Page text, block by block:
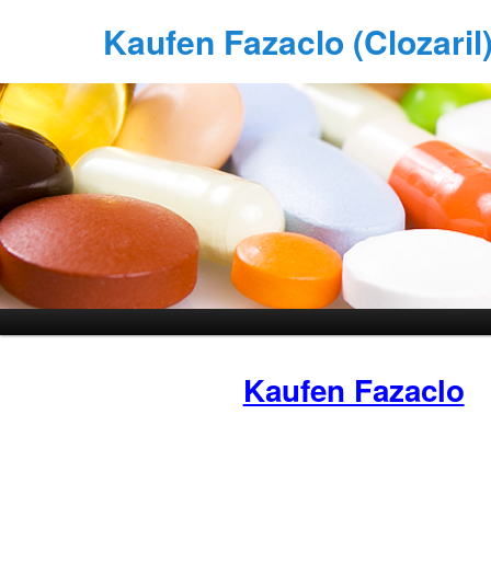
Kaufen Fazaclo
Kaufen Fazaclo